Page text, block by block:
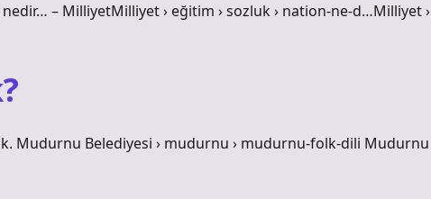
– MilliyetMilliyet › eğitim › sozluk › nation-ne-d…Milliyet ›
Mudurnu Belediyesi › mudurnu › mudurnu-folk-dili Mudurnu